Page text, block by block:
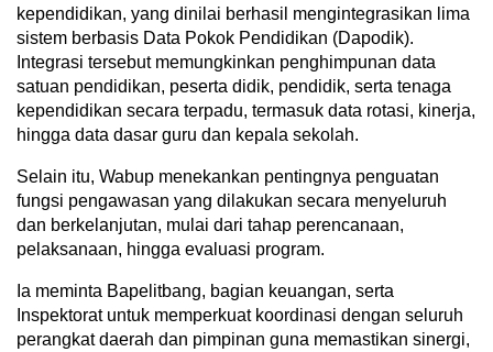
kependidikan, yang dinilai berhasil mengintegrasikan lima
sistem berbasis Data Pokok Pendidikan (Dapodik).
Integrasi tersebut memungkinkan penghimpunan data
satuan pendidikan, peserta didik, pendidik, serta tenaga
kependidikan secara terpadu, termasuk data rotasi, kinerja,
hingga data dasar guru dan kepala sekolah.
Selain itu, Wabup menekankan pentingnya penguatan
fungsi pengawasan yang dilakukan secara menyeluruh
dan berkelanjutan, mulai dari tahap perencanaan,
pelaksanaan, hingga evaluasi program.
Ia meminta Bapelitbang, bagian keuangan, serta
Inspektorat untuk memperkuat koordinasi dengan seluruh
perangkat daerah dan pimpinan guna memastikan sinergi,